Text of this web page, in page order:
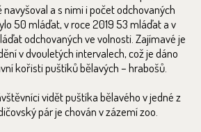
a s nimi i počet odchovaných
50 mláďat, v roce 2019 53 mláďat a v
odchovaných ve volnosti. Zajímavé je
v dvouletých intervalech, což je dáno
kořisti puštíků bělavých – hrabošů.
vidět puštíka bělavého v jedné z
pár je chován v zázemí zoo.